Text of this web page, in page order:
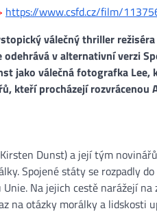
https://www.csfd.cz/film/
válečný thriller
odehrává v alternativní verzi
jako válečná fotografka
kteří procházejí rozvrácenou
Dunst) a její tým
Spojené státy se rozpadly
Na jejich cestě narážejí
na otázky morálky a lidskosti